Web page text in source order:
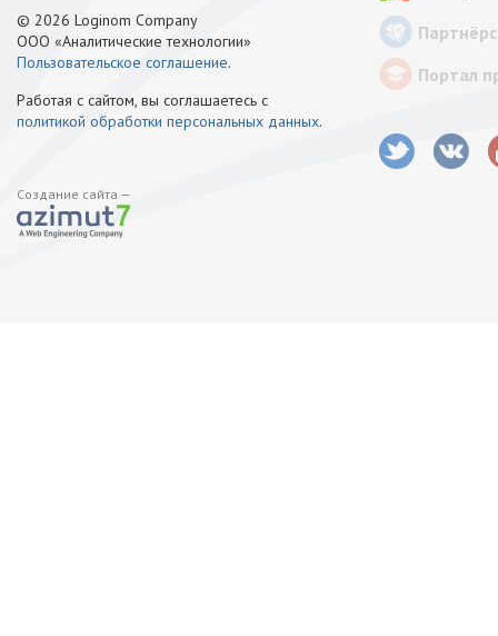
© 2026 Loginom Company
ООО «Аналитические технологии»
Пользовательское соглашение.
Работая с сайтом, вы соглашаетесь с
политикой обработки персональных данных.
Создание сайта —
Портал